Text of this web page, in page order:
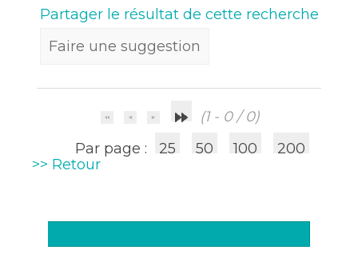
Partager le résultat de cette recherche
Faire une suggestion
(1 - 0 / 0)
Par page :
25 50 100
200
>> Retour